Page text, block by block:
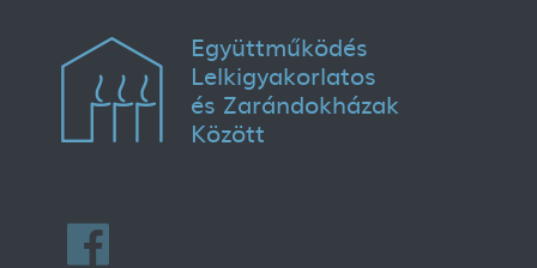
Együttműködés
Lelkigyakorlatos
és Zarándokházak
Között